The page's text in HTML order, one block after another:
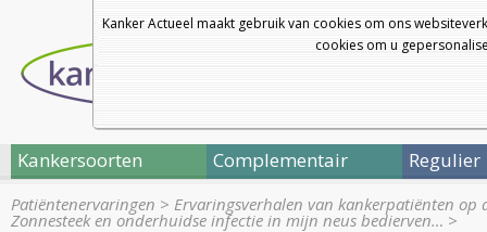
Kanker Actueel maakt gebruik van cookies om ons
cookies om u
Kankersoorten Complementair Regulier
Patiëntenervaringen > Ervaringsverhalen van kankerpatiënten op
Zonnesteek en onderhuidse infectie in mijn neus bedierven… >